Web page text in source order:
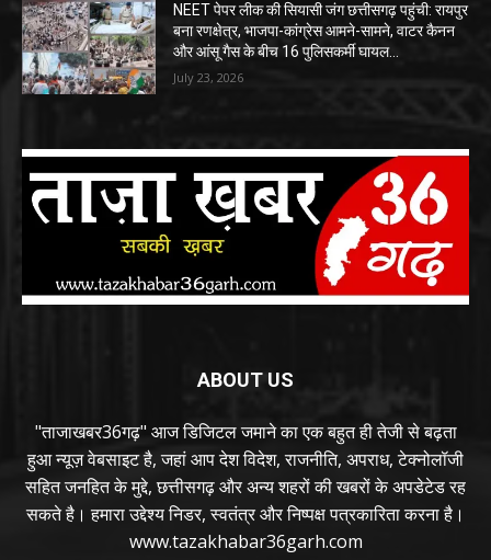
NEET पेपर लीक की सियासी जंग छत्तीसगढ़ पहुंची: रायपुर
बना रणक्षेत्र, भाजपा-कांग्रेस आमने-सामने, वाटर कैनन
और आंसू गैस के बीच 16 पुलिसकर्मी घायल…
July 23, 2026
ABOUT US
"ताजाखबर36गढ़" आज डिजिटल जमाने का एक बहुत ही तेजी से बढ़ता
हुआ न्यूज़ वेबसाइट है, जहां आप देश विदेश, राजनीति, अपराध, टेक्नोलॉजी
सहित जनहित के मुद्दे, छत्तीसगढ़ और अन्य शहरों की खबरों के अपडेटेड रह
सकते है। हमारा उद्देश्य निडर, स्वतंत्र और निष्पक्ष पत्रकारिता करना है।
www.tazakhabar36garh.com